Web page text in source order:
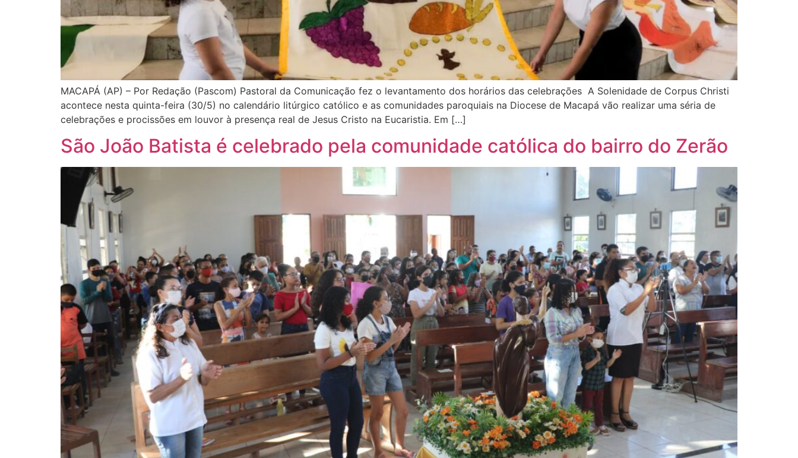
MACAPÁ (AP) – Por Redação (Pascom) Pastoral da Comunicação fez o levantamento dos horários das celebrações A Solenidade de Corpus Christi
acontece nesta quinta-feira (30/5) no calendário litúrgico católico e as comunidades paroquiais na Diocese de Macapá vão realizar uma séria de
celebrações e procissões em louvor à presença real de Jesus Cristo na Eucaristia. Em […]
São João Batista é celebrado pela comunidade católica do bairro do Zerão